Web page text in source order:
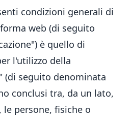
condizioni generali di
web (di seguito
è quello di
l'utilizzo della
(di seguito denominata
conclusi tra, da un lato,
le persone, fisiche o